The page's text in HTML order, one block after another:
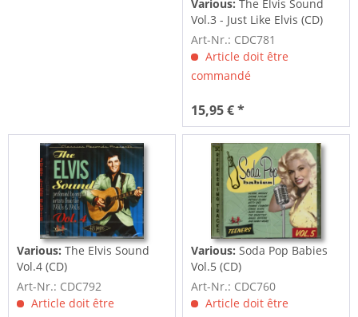
Various:The Elvis Sound
Vol.3 - Just Like Elvis (CD)
Art-Nr.: CDC781
Article doit être
commandé
15,95 € *
Various:The Elvis Sound
Vol.4 (CD)
Art-Nr.: CDC792
Article doit être
Various:Soda Pop Babies
Vol.5 (CD)
Art-Nr.: CDC760
Article doit être